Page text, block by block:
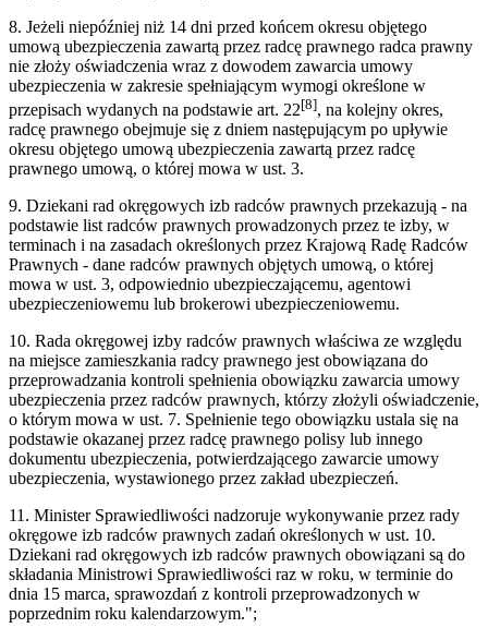
8. Jeżeli niepóźniej niż 14 dni przed końcem okresu objętego
umową ubezpieczenia zawartą przez radcę prawnego radca prawny
nie złoży oświadczenia wraz z dowodem zawarcia umowy
ubezpieczenia w zakresie spełniającym wymogi określone w
przepisach wydanych na podstawie art. 22[8], na kolejny okres,
radcę prawnego obejmuje się z dniem następującym po upływie
okresu objętego umową ubezpieczenia zawartą przez radcę
prawnego umową, o której mowa w ust. 3.
9. Dziekani rad okręgowych izb radców prawnych przekazują - na
podstawie list radców prawnych prowadzonych przez te izby, w
terminach i na zasadach określonych przez Krajową Radę Radców
Prawnych - dane radców prawnych objętych umową, o której
mowa w ust. 3, odpowiednio ubezpieczającemu, agentowi
ubezpieczeniowemu lub brokerowi ubezpieczeniowemu.
10. Rada okręgowej izby radców prawnych właściwa ze względu
na miejsce zamieszkania radcy prawnego jest obowiązana do
przeprowadzania kontroli spełnienia obowiązku zawarcia umowy
ubezpieczenia przez radców prawnych, którzy złożyli oświadczenie,
o którym mowa w ust. 7. Spełnienie tego obowiązku ustala się na
podstawie okazanej przez radcę prawnego polisy lub innego
dokumentu ubezpieczenia, potwierdzającego zawarcie umowy
ubezpieczenia, wystawionego przez zakład ubezpieczeń.
11. Minister Sprawiedliwości nadzoruje wykonywanie przez rady
okręgowe izb radców prawnych zadań określonych w ust. 10.
Dziekani rad okręgowych izb radców prawnych obowiązani są do
składania Ministrowi Sprawiedliwości raz w roku, w terminie do
dnia 15 marca, sprawozdań z kontroli przeprowadzonych w
poprzednim roku kalendarzowym.";